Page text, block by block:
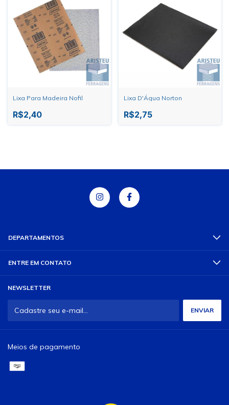
Lixa Para Madeira Nofil
R$2,40
Lixa D'Água Norton
R$2,75
DEPARTAMENTOS
ENTRE EM CONTATO
NEWSLETTER
Meios de pagamento